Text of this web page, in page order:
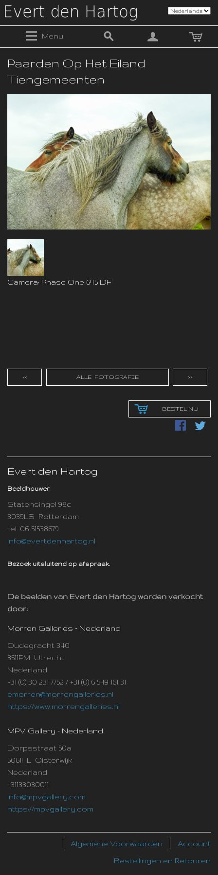
Menu
Paarden Op Het Eiland
Tiengemeenten
Camera: Phase One 645 DF
<< ALLE FOTOGRAFIE >>
BESTEL NU
Evert den Hartog
Beeldhouwer
Statensingel 98c
3039LS Rotterdam
tel. 06-51538679
info@evertdenhartog.nl
Bezoek uitsluitend op afspraak.
De beelden van Evert den Hartog worden verkocht
door:
Morren Galleries - Nederland
Oudegracht 340
3511PM Utrecht
Nederland
+31 (0) 30 231 7752 / +31 (0) 6 549 161 31
emorren@morrengalleries.nl
https://www.morrengalleries.nl
MPV Gallery - Nederland
Dorpsstraat 50a
5061HL Oisterwijk
Nederland
+31133030011
info@mpvgallery.com
https://mpvgallery.com
Account
Algemene Voorwaarden
Bestellingen en Retouren